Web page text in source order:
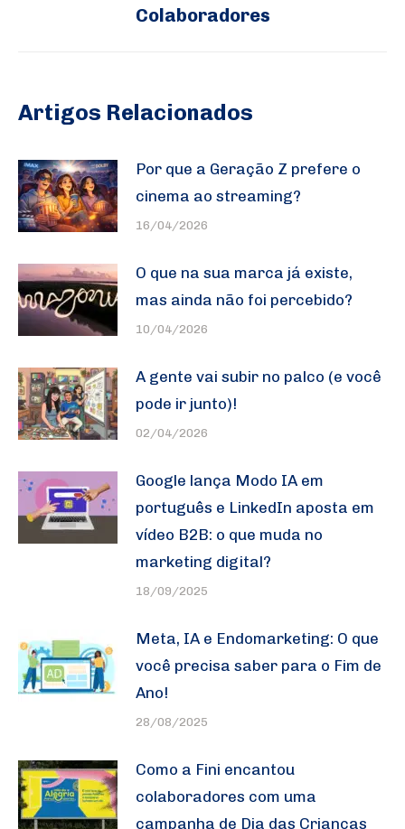
Colaboradores
Artigos Relacionados
Por que a Geração Z prefere o
cinema ao streaming?
16/04/2026
O que na sua marca já existe,
mas ainda não foi percebido?
10/04/2026
A gente vai subir no palco (e você
pode ir junto)!
02/04/2026
Google lança Modo IA em
português e LinkedIn aposta em
vídeo B2B: o que muda no
marketing digital?
18/09/2025
Meta, IA e Endomarketing: O que
você precisa saber para o Fim de
Ano!
28/08/2025
Como a Fini encantou
colaboradores com uma
campanha de Dia das Crianças